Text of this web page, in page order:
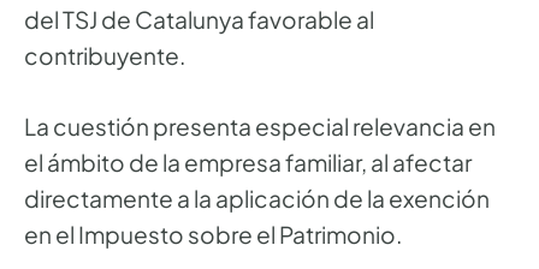
del TSJ de Catalunya favorable al
contribuyente.
La cuestión presenta especial relevancia en
el ámbito de la empresa familiar, al afectar
directamente a la aplicación de la exención
en el Impuesto sobre el Patrimonio.